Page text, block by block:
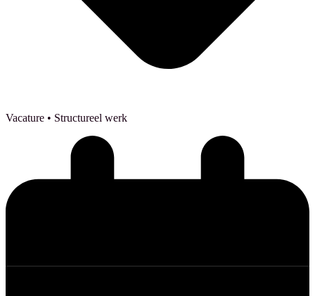
Vacature • Structureel werk